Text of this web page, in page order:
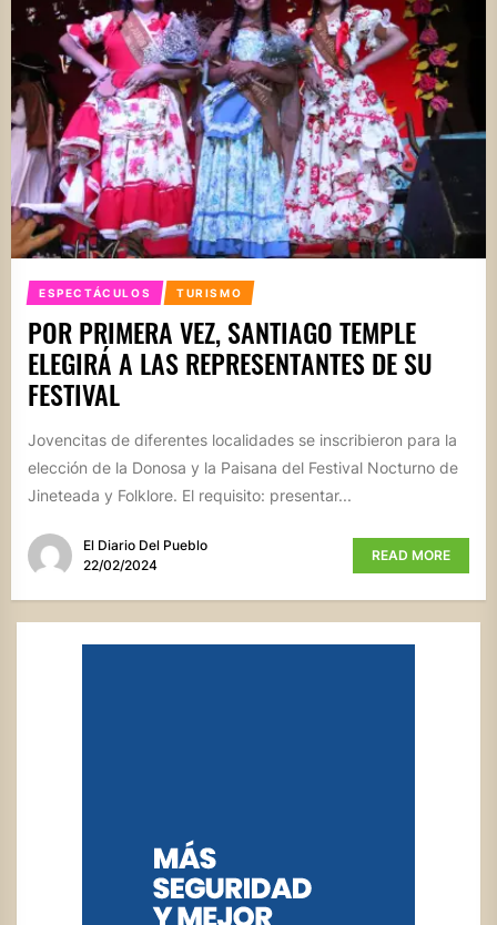
ESPECTÁCULOS TURISMO
POR PRIMERA VEZ, SANTIAGO TEMPLE
ELEGIRÁ A LAS REPRESENTANTES DE SU
FESTIVAL
Jovencitas de diferentes localidades se inscribieron para la
elección de la Donosa y la Paisana del Festival Nocturno de
Jineteada y Folklore. El requisito: presentar...
El Diario Del Pueblo
22/02/2024
READ MORE